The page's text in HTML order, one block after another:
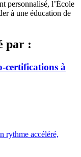
personnalisé, l’École
à une éducation de
par :
certifications à
rythme accéléré,